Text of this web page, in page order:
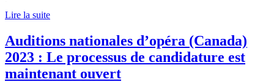
Lire la suite
Auditions nationales d’opéra (Canada)
2023 : Le processus de candidature est
maintenant ouvert